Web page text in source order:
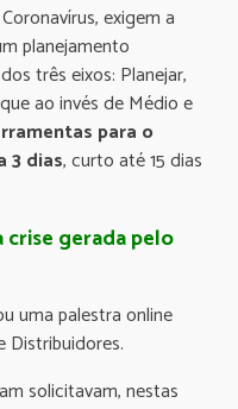
exigem a
planejamento
três eixos: Planejar,
ao invés de Médio e
para o
3 dias, curto até 15 dias
crise gerada pelo
uma palestra online
Distribuidores.
solicitavam, nestas